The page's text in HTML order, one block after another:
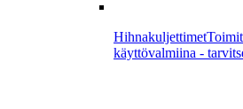
Hihnakuljettimet
käyttövalmiina -